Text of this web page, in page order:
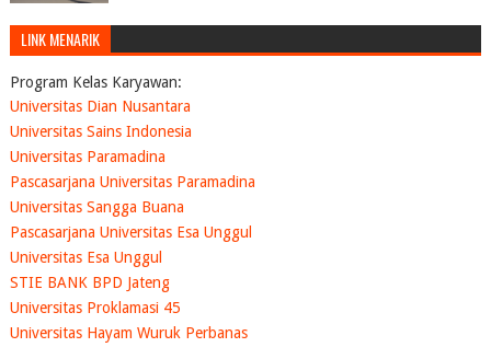
LINK MENARIK
Program Kelas Karyawan:
Universitas Dian Nusantara
Universitas Sains Indonesia
Universitas Paramadina
Pascasarjana Universitas Paramadina
Universitas Sangga Buana
Pascasarjana Universitas Esa Unggul
Universitas Esa Unggul
STIE BANK BPD Jateng
Universitas Proklamasi 45
Universitas Hayam Wuruk Perbanas